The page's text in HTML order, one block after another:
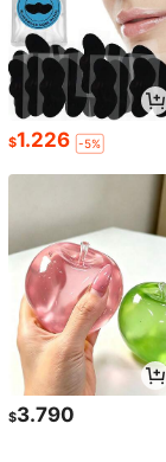
$1.226 -5%
$3.790